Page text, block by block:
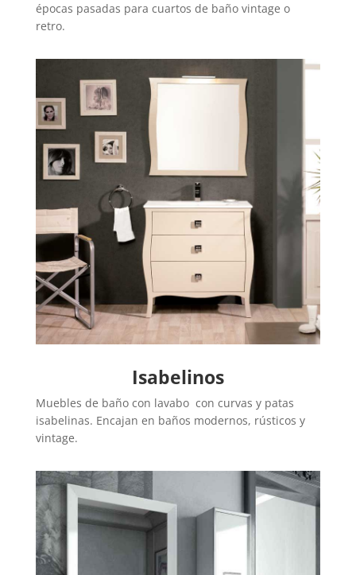
épocas pasadas para cuartos de baño vintage o
retro.
Isabelinos
Muebles de baño con lavabo con curvas y patas
isabelinas. Encajan en baños modernos, rústicos y
vintage.